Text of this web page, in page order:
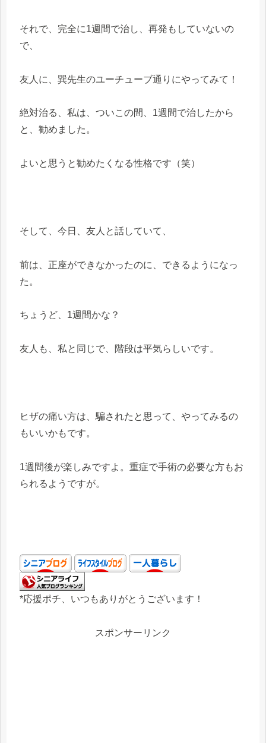
それで、完全に1週間で治し、再発もしていないの
で、
友人に、巽先生のユーチューブ通りにやってみて！
絶対治る、私は、ついこの間、1週間で治したから
と、勧めました。
よいと思うと勧めたくなる性格です（笑）
そして、今日、友人と話していて、
前は、正座ができなかったのに、できるようになっ
た。
ちょうど、1週間かな？
友人も、私と同じで、階段は平気らしいです。
ヒザの痛い方は、騙されたと思って、やってみるの
もいいかもです。
1週間後が楽しみですよ。重症で手術の必要な方もお
られるようですが。
*応援ポチ、いつもありがとうございます！
スポンサーリンク